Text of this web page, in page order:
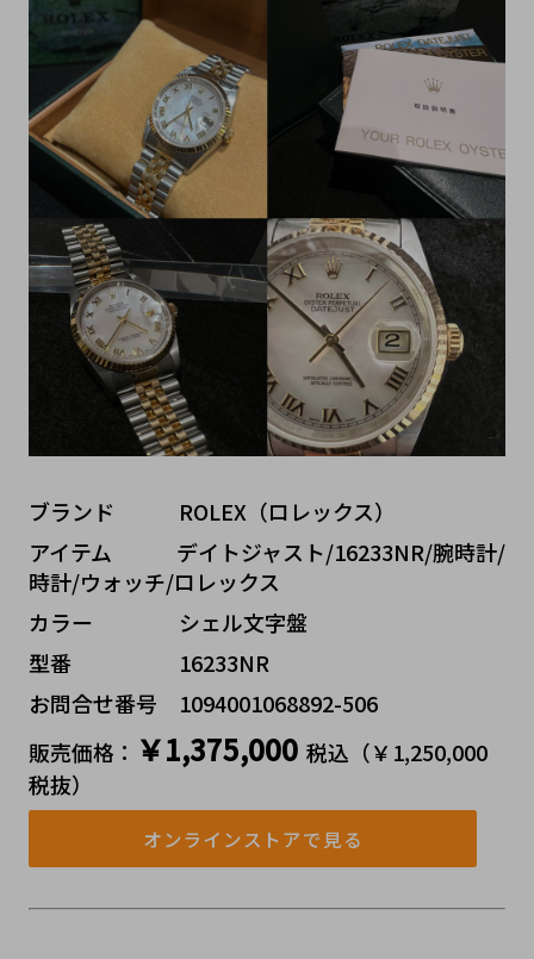
ブランド   ROLEX（ロレックス）
アイテム   デイトジャスト/16233NR/腕時計/
時計/ウォッチ/ロレックス
カラー    シェル文字盤
型番     16233NR
お問合せ番号 1094001068892-506
販売価格： ￥1,375,000 税込（￥1,250,000
税抜）
オンラインストアで見る